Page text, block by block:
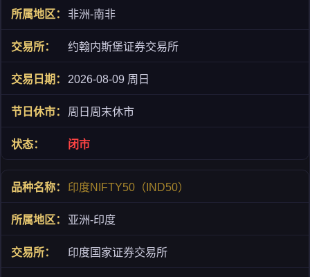
非洲-南非
约翰内斯堡证券交易所
2026-08-09 周日
周日周末休市
闭市
印度NIFTY50（IND50）
亚洲-印度
印度国家证券交易所